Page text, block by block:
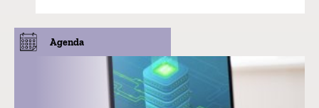
Agenda